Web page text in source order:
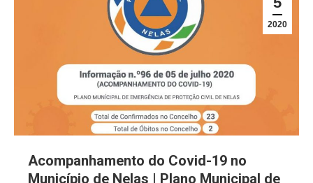
2020
Acompanhamento do Covid-19 no
Município de Nelas | Plano Municipal de